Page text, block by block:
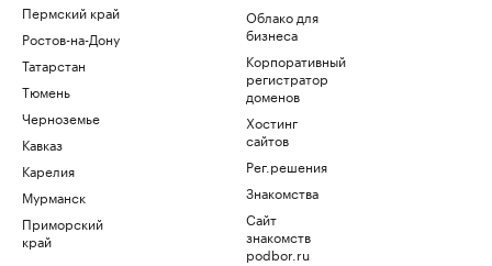
Пермский край
Ростов-на-Дону
Татарстан
Тюмень
Черноземье
Кавказ
Карелия
Мурманск
Приморский
край
Облако для
бизнеса
Корпоративный
регистратор
доменов
Хостинг
сайтов
Рег.решения
Знакомства
Сайт
знакомств
podbor.ru